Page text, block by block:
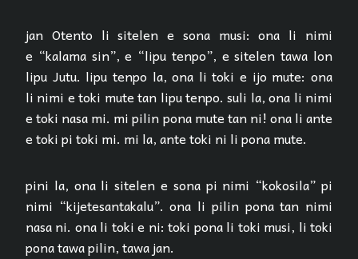
jan Otento li sitelen e sona musi: ona li nimi
e “kalama sin”, e “lipu tenpo”, e sitelen tawa lon
lipu Jutu. lipu tenpo la, ona li toki e ijo mute: ona
li nimi e toki mute tan lipu tenpo. suli la, ona li nimi
e toki nasa mi. mi pilin pona mute tan ni! ona li ante
e toki pi toki mi. mi la, ante toki ni li pona mute.
pini la, ona li sitelen e sona pi nimi “kokosila” pi
nimi “ki­je­te­san­ta­ka­lu”. ona li pilin pona tan nimi
nasa ni. ona li toki e ni: toki pona li toki musi, li toki
pona tawa pilin, tawa jan.